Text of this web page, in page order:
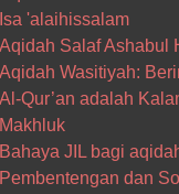
Isa 'alaihissalam
Aqidah Salaf Ashabul
Aqidah Wasitiyah:
Al-Qur’an adalah
Makhluk
Bahaya JIL bagi
Pembentengan dan